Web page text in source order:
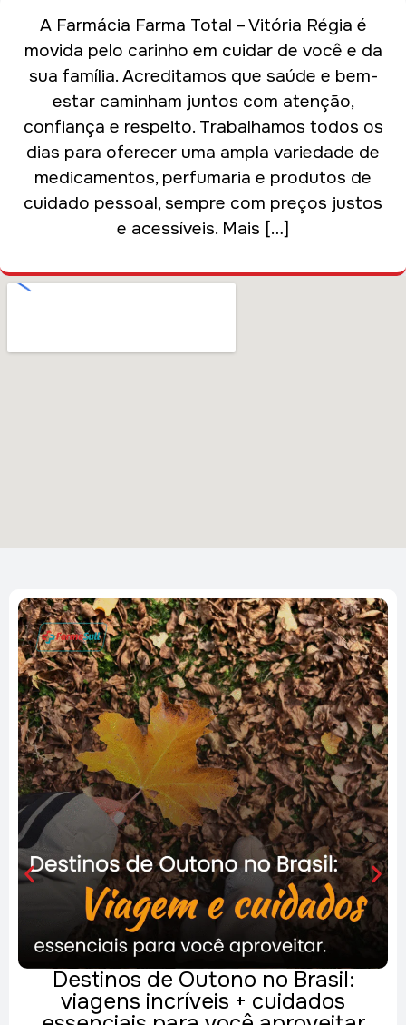
A Farmácia Farma Total – Vitória Régia é
movida pelo carinho em cuidar de você e da
sua família. Acreditamos que saúde e bem-
estar caminham juntos com atenção,
confiança e respeito. Trabalhamos todos os
dias para oferecer uma ampla variedade de
medicamentos, perfumaria e produtos de
cuidado pessoal, sempre com preços justos
e acessíveis. Mais […]
Destinos de Outono no Brasil:
viagens incríveis + cuidados